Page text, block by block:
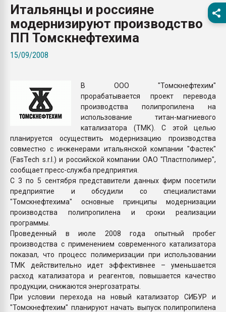
вакуумного
Продам отходы
поликарбоната и АБС-
Итальянцы и россияне
модернизируют производство
ПП Томскнефтехима
15/09/2008
В ООО "Томскнефтехим"
прорабатывается проект перевода
производства полипропилена на
использование титан-магниевого
катализатора (ТМК). С этой целью
планируется осуществить модернизацию производства
совместно с инженерами итальянской компании "Фастек"
(FasTech s.r.l.) и российской компании ОАО "Пластполимер",
сообщает пресс-служба предприятия.
С 3 по 5 сентября представители данных фирм посетили
предприятие и обсудили со специалистами
"Томскнефтехима" основные принципы модернизации
производства полипропилена и сроки реализации
программы.
Проведенный в июле 2008 года опытный пробег
производства с применением современного катализатора
показал, что процесс полимеризации при использовании
ТМК действительно идет эффективнее – уменьшается
расход катализатора и реагентов, повышается качество
продукции, снижаются энергозатраты.
При условии перехода на новый катализатор СИБУР и
"Томскнефтехим" планируют начать выпуск полипропилена